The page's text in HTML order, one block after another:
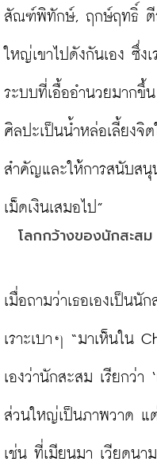
สัณฑ์พิทักษ์, ฤกษ์ฤทธิ์ ตี
ใหญ่เขาไปดังกันเอง ซึ่ง
ระบบที่เอื้ออำนวยมากขึ้
ศิลปะเป็นน้ำหล่อเลี้ยงจิ
สำคัญและให้การสนับสนุ
โลกกว้างของนักสะสม
เมื่อถามว่าเธอเองเป็น
เราะเบาๆ “มาเห็นใน
เองว่านักสะสม เรียกว่า
ส่วนใหญ่เป็นภาพวาด แ
เช่น ที่เมียนมา เวียดน